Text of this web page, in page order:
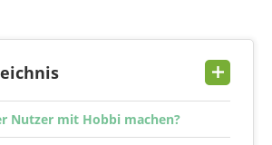
Nutzer mit Hobbi machen?